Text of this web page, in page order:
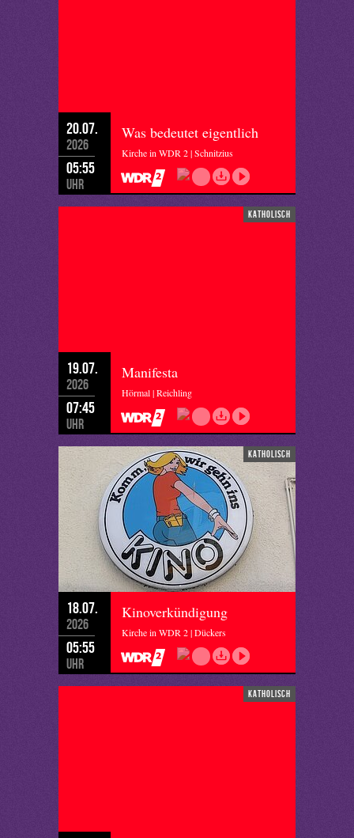
20.07.
2026
05:55
Uhr
Was bedeutet eigentlich
Kirche in WDR 2 | Schnitzius
katholisch
19.07.
2026
07:45
Uhr
Manifesta
Hörmal | Reichling
katholisch
18.07.
2026
05:55
Uhr
Kinoverkündigung
Kirche in WDR 2 | Dückers
katholisch